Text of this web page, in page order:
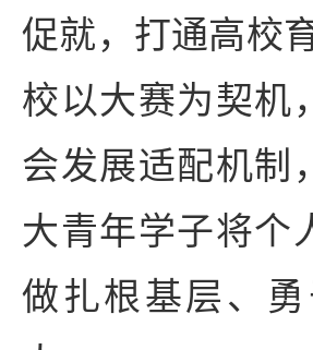
促就，打通高校
校以大赛为契机
会发展适配机制
大青年学子将个
做扎根基层、